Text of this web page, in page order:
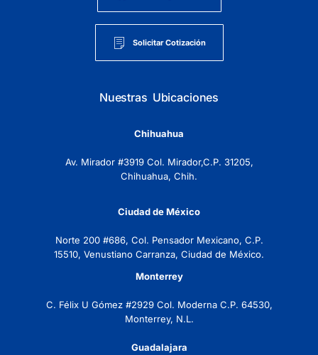
Solicitar Cotización
Nuestras Ubicaciones
Chihuahua
Av. Mirador #3919 Col. Mirador,C.P. 31205,
Chihuahua, Chih.
Ciudad de México
Norte 200 #686, Col. Pensador Mexicano, C.P.
15510, Venustiano Carranza, Ciudad de México.
Monterrey
C. Félix U Gómez #2929 Col. Moderna C.P. 64530,
Monterrey, N.L.
Guadalajara